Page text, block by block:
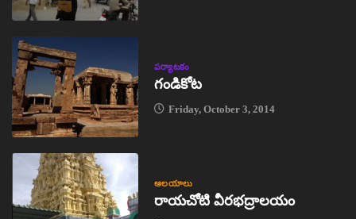
పర్యాటకం
గండికోట
Friday, October 3, 2014
ఆలయాలు
రాయచోటి వీరభద్రాలయం